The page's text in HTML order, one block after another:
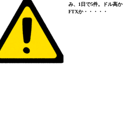
み、1日で5件。ドル高か
FTXか・・・・・